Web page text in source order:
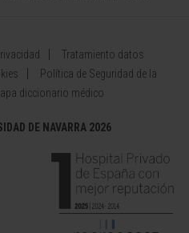
Tratamiento datos
Política de Seguridad de la
diccionario médico
DE NAVARRA 2026